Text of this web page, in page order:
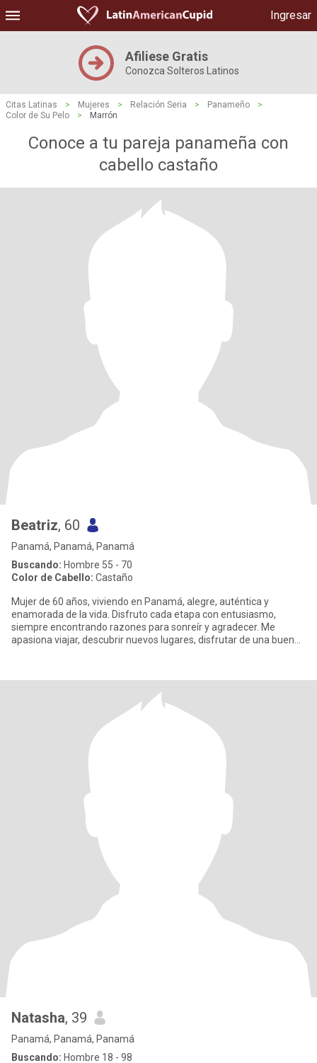
Ingresar
Afiliese Gratis
Conozca Solteros Latinos
Citas Latinas > Mujeres > Relación Seria > Panameño
>
Color de Su Pelo
> Marrón
Conoce a tu pareja panameña con
cabello castaño
Beatriz, 60
Panamá, Panamá, Panamá
Buscando: Hombre 55 - 70
Color de Cabello: Castaño
Mujer de 60 años, viviendo en Panamá, alegre, auténtica y
enamorada de la vida. Disfruto cada etapa con entusiasmo,
siempre encontrando razones para sonreír y agradecer. Me
apasiona viajar, descubrir nuevos lugares, disfrutar de una buena
Natasha, 39
Panamá, Panamá, Panamá
Buscando: Hombre 18 - 98